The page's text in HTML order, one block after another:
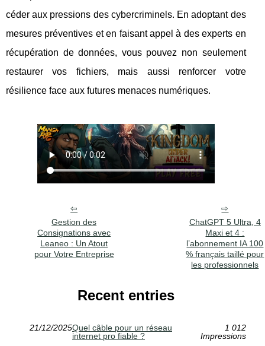
céder aux pressions des cybercriminels. En adoptant des
mesures préventives et en faisant appel à des experts en
récupération de données, vous pouvez non seulement
restaurer vos fichiers, mais aussi renforcer votre
résilience face aux futures menaces numériques.
Gestion des
Consignations avec
Leaneo : Un Atout
pour Votre Entreprise
ChatGPT 5 Ultra, 4
Maxi et 4 :
l’abonnement IA 100
% français taillé pour
les professionnels
Recent entries
21/12/2025Quel câble pour un réseau
internet pro fiable ?
1 012
Impressions